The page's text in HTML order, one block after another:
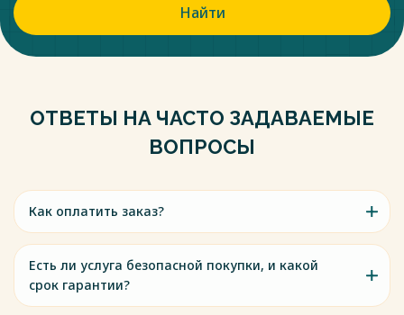
Найти
ОТВЕТЫ НА ЧАСТО ЗАДАВАЕМЫЕ
ВОПРОСЫ
Как оплатить заказ?
Есть ли услуга безопасной покупки, и какой
срок гарантии?